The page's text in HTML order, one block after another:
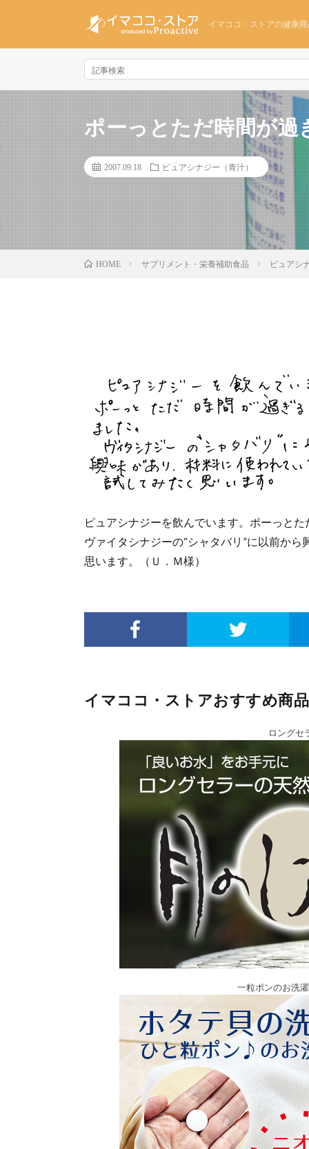
イマココ・ストアの健康
ポーっとただ時間が
2007.09.18 ピュアシナジー（青汁）
HOME サプリメント・栄養補助食品 ピュアシ
ピュアシナジーを飲んでいます。ポーっと
ヴァイタシナジーの“シャタバリ”に以前か
思います。（Ｕ．Ｍ様）
イマココ・ストアおすすめ商品
ロングセ
一粒ポンのお洗